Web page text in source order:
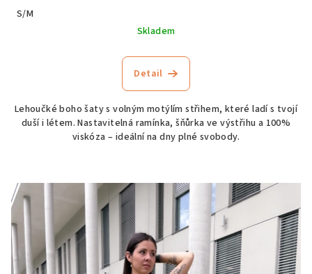
S/M
Skladem
Detail
Lehoučké boho šaty s volným motýlím střihem, které ladí s tvojí
duší i létem. Nastavitelná ramínka, šňůrka ve výstřihu a 100%
viskóza – ideální na dny plné svobody.